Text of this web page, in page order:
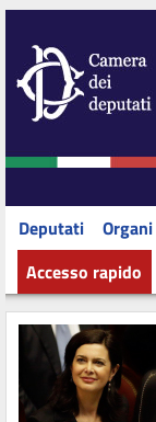
Deputati
Accesso rapido